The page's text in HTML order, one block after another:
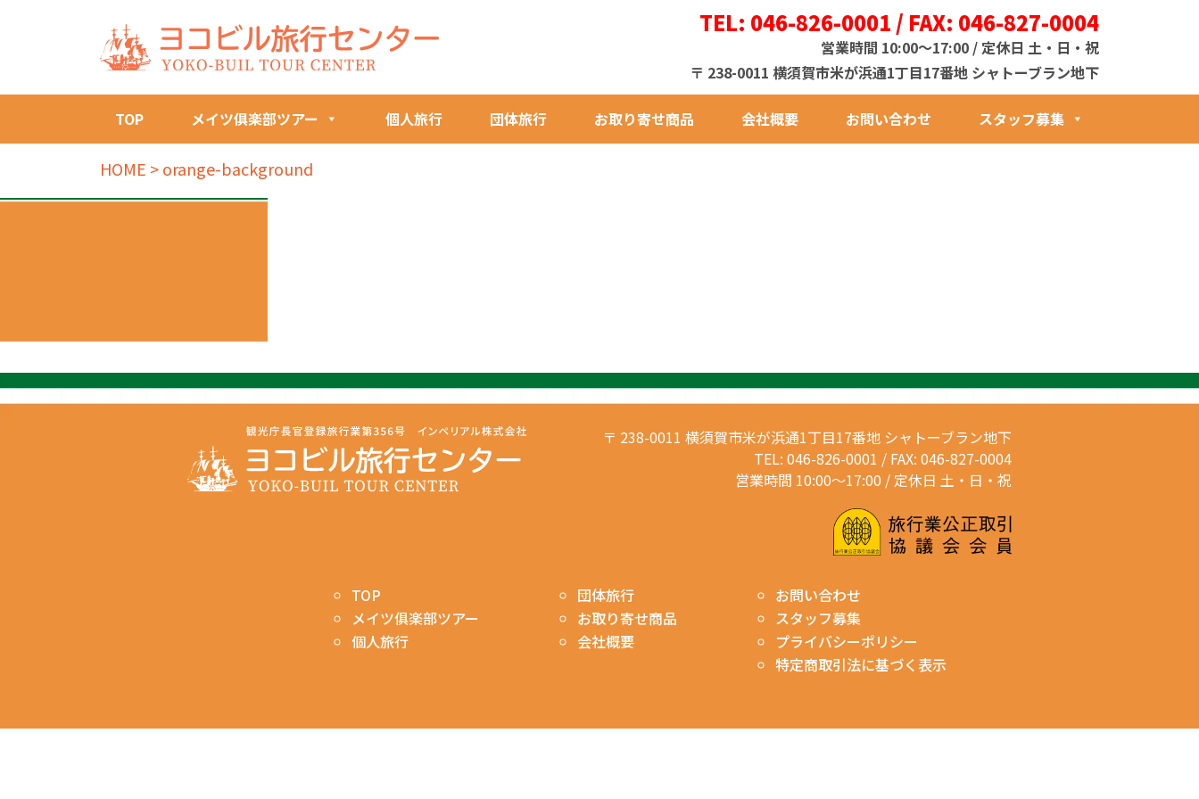
TEL: 046-826-0001 / FAX: 046-827-0004
営業時間 10:00～17:00 / 定休日 土・日・祝
〒 238-0011 横須賀市米が浜通1丁目17番地 シャトーブラン地下
TOP メイツ俱楽部ツアー 個人旅行 団体旅行 お取り寄せ商品 会社概要 お問い合わせ スタッフ募集
HOME >orange-background
〒 238-0011 横須賀市米が浜通1丁目17番地 シャトーブラン地下
TEL: 046-826-0001 / FAX: 046-827-0004
営業時間 10:00～17:00 / 定休日 土・日・祝
TOP
メイツ俱楽部ツアー
個人旅行
団体旅行
お取り寄せ商品
会社概要
お問い合わせ
スタッフ募集
プライバシーポリシー
特定商取引法に基づく表示